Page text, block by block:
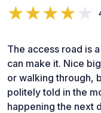
The access road is
can make it. Nice
or walking through,
politely told in the
happening the next